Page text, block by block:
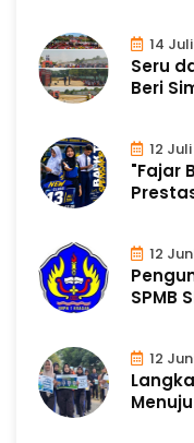
14
Seru
Beri
12
"Fajar
12
SPMB
12